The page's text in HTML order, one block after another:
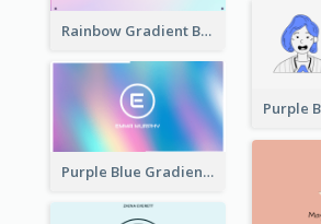
Rainbow Gradient Background Business Card
Purple Blue Gradient Background Business Card